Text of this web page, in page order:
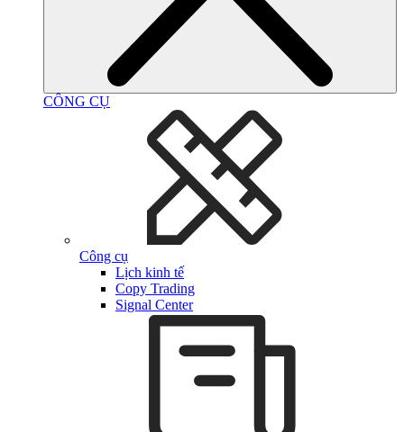
CÔNG CỤ
Công cụ
Lịch kinh tế
Copy Trading
Signal Center